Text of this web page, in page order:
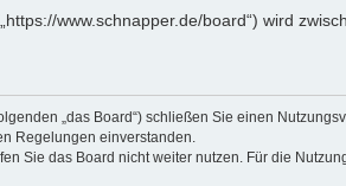
www.schnapper.de/board“) wird
„das Board“) schließen Sie einen
Regelungen einverstanden.
Sie das Board nicht weiter nutzen. Für die